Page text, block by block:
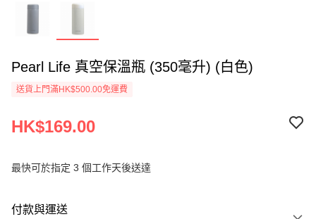
Pearl Life 真空保溫瓶 (350毫升) (白色)
送貨上門滿HK$500.00免運費
HK$169.00
最快可於指定 3 個工作天後送達
付款與運送